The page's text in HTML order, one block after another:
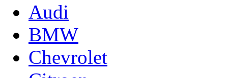
Audi
BMW
Chevrolet